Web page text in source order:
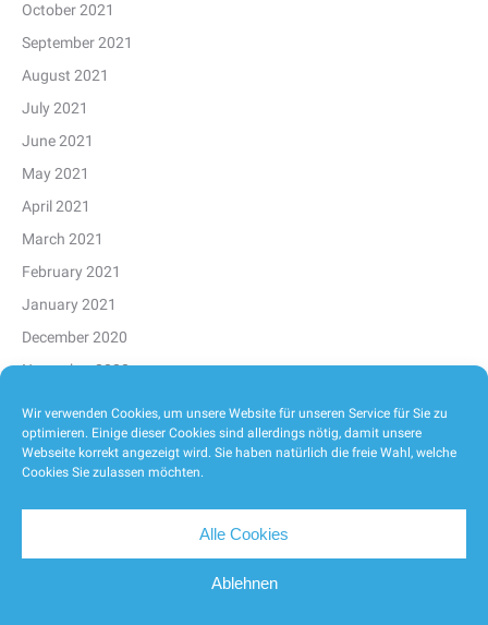
Wir verwenden Cookies, um unsere Website für unseren Service für Sie zu
optimieren. Einige dieser Cookies sind allerdings nötig, damit unsere
Webseite korrekt angezeigt wird. Sie haben natürlich die freie Wahl, welche
Cookies Sie zulassen möchten.
Alle Cookies
Ablehnen
October 2021
September 2021
August 2021
July 2021
June 2021
May 2021
April 2021
March 2021
February 2021
January 2021
December 2020
November 2020
September 2020
August 2020